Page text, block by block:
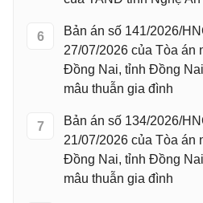
6
Bản án số 141/2026/
27/07/2026 của Tòa án
Đồng Nai, tỉnh Đồng
mâu thuẫn gia đình
7
Bản án số 134/2026/
21/07/2026 của Tòa án
Đồng Nai, tỉnh Đồng
mâu thuẫn gia đình